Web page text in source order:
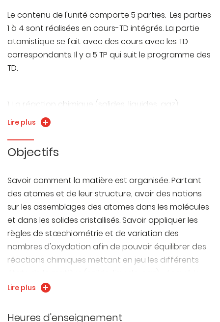
Le contenu de l'unité comporte 5 parties. Les parties
1 à 4 sont réalisées en cours-TD intégrés. La partie
atomistique se fait avec des cours avec les TD
correspondants. Il y a 5 TP qui suit le programme des
TD.
1. La réaction chimique (solides, liquides, gaz):
2. Une réaction particulière : l'oxydo-réduction
3. Cinétique - Vitesse de réaction
4. Cristallographie (cfc, cc, hc) : Structure des solides
cristallisés
d'hydrogène, configuration électronique des
éléments, compréhension du classement
périodique, électronégativité).
Lire plus
Objectifs
Savoir comment la matière est organisée. Partant
des atomes et de leur structure, avoir des notions
sur les assemblages des atomes dans les molécules
et dans les solides cristallisés. Savoir appliquer les
règles de stœchiométrie et de variation des
nombres d'oxydation afin de pouvoir équilibrer des
réactions chimiques mettant en jeu les différents
des méthodes de travail, de l'autonomie en lien
Lire plus
Heures d'enseignement